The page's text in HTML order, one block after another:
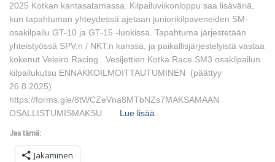
2025 Kotkan kantasatamassa. Kilpailuviikonloppu saa lisäväriä,
kun tapahtuman yhteydessä ajetaan juniorikilpaveneiden SM-
osakilpailu GT-10 ja GT-15 -luokissa. Tapahtuma järjestetään
yhteistyössä SPV:n / NKT:n kanssa, ja paikallisjärjestelyistä vastaa
kokenut Veleiro Racing. Vesijettien Kotka Race SM3 osakilpailun
kilpailukutsu ENNAKKOILMOITTAUTUMINEN (päättyy
26.8.2025)
https://forms.gle/8tWCZeVna8MTbNZs7MAKSAMAAN
OSALLISTUMISMAKSU
Lue lisää
Jaa tämä:
Jakaminen